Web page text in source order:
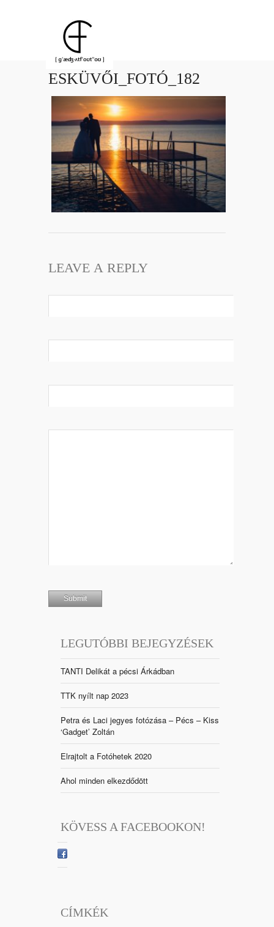
ESKÜVŐI_FOTÓ_182
LEAVE A REPLY
LEGUTÓBBI BEJEGYZÉSEK
TANTI Delikát a pécsi Árkádban
TTK nyílt nap 2023
Petra és Laci jegyes fotózása – Pécs – Kiss
‘Gadget’ Zoltán
Elrajtolt a Fotóhetek 2020
Ahol minden elkezdődött
KÖVESS A FACEBOOKON!
CÍMKÉK